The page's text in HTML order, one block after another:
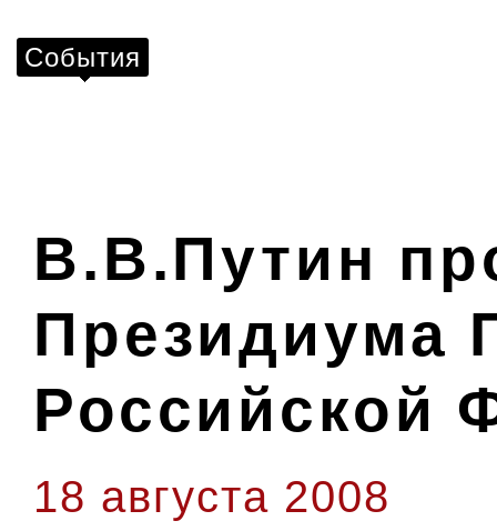
События
В.В.Путин
Президиума
Российской
18 августа 2008